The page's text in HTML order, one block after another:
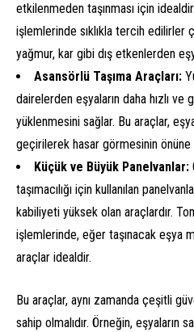
etkilenmeden taşınması için
işlemlerinde sıklıkla tercih edilirler
yağmur, kar gibi dış etkenlerden
Asansörlü Taşıma Araçları:
dairelerden eşyaların daha hızlı
yüklenmesini sağlar. Bu araçlar,
geçirilerek hasar görmesinin önüne
Küçük ve Büyük Panelvanlar:
taşımacılığı için kullanılan
kabiliyeti yüksek olan araçlardır.
işlemlerinde, eğer taşınacak eşya
araçlar idealdir.
Bu araçlar, aynı zamanda çeşitli
sahip olmalıdır. Örneğin, eşyaların